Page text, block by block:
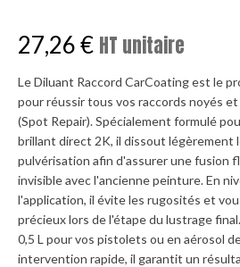
27,26€ HT unitaire
Le Diluant Raccord CarCoating est le
pour réussir tous vos raccords noyés
(Spot Repair). Spécialement formulé
brillant direct 2K, il dissout légèrement
pulvérisation afin d'assurer une fusion
invisible avec l'ancienne peinture. En
l'application, il évite les rugosités et
précieux lors de l'étape du lustrage
0,5 L pour vos pistolets ou en aérosol
intervention rapide, il garantit un